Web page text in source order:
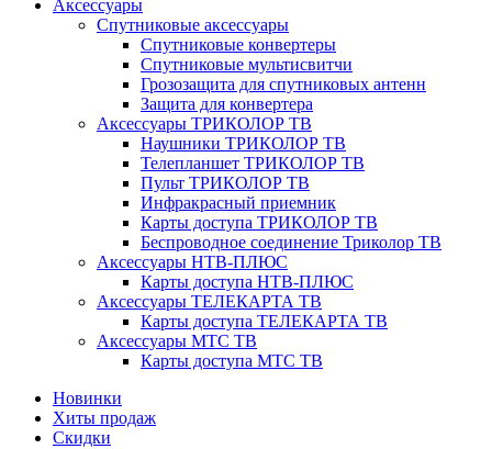
Аксессуары
Спутниковые аксессуары
Спутниковые конвертеры
Спутниковые мультисвитчи
Грозозащита для спутниковых антенн
Защита для конвертера
Аксессуары ТРИКОЛОР ТВ
Наушники ТРИКОЛОР ТВ
Телепланшет ТРИКОЛОР ТВ
Пульт ТРИКОЛОР ТВ
Инфракрасный приемник
Карты доступа ТРИКОЛОР ТВ
Беспроводное соединение Триколор ТВ
Аксессуары НТВ-ПЛЮС
Карты доступа НТВ-ПЛЮС
Аксессуары ТЕЛЕКАРТА ТВ
Карты доступа ТЕЛЕКАРТА ТВ
Аксессуары МТС ТВ
Карты доступа МТС ТВ
Новинки
Хиты продаж
Скидки